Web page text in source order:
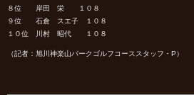
８位 岸田 栄 １０８
９位 石倉 スエ子 １０８
１０位 川村 昭代 １０８
（記者：旭川神楽山パークゴルフコーススタッフ・P）